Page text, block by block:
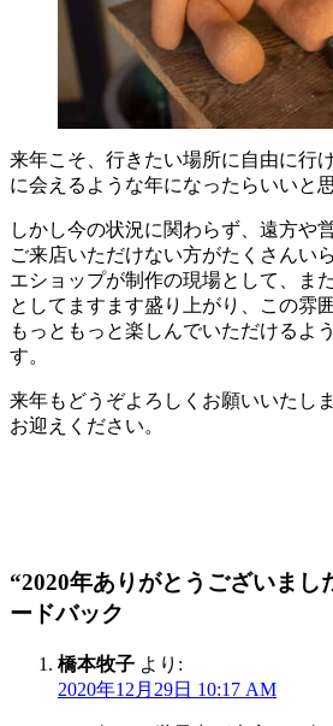
来年こそ、行きたい場所に自由に行
に会えるような年になったらいいと
しかし今の状況に関わらず、遠方や
ご来店いただけない方がたくさんい
エショップが制作の現場として、ま
としてますます盛り上がり、この雰
もっともっと楽しんでいただけるよ
す。
来年もどうぞよろしくお願いいたし
お迎えください。
“2020年ありがとうございまし
ードバック
橋本牧子 より:
2020年12月29日 10:17 AM